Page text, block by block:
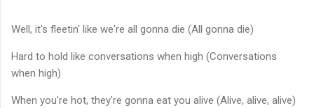
Well, it's fleetin' like we're all gonna die (All gonna die)
Hard to hold like conversations when high (Conversations
when high)
When you're hot, they're gonna eat you alive (Alive, alive, alive)